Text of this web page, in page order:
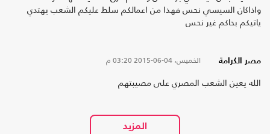
واذاكان السيسي نحس فهذا من اعمالكم سلط عليكم الشعب يهتدي
ياتيكم بحاكم غير نحس
مصر الكرامة الخميس، 04-06-2015 03:20 م
الله يعين الشعب المصري على مصيبتهم